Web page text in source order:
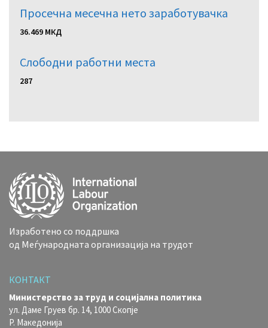
Просечна месечна нето заработувачка
36.469 МКД
Слободни работни местa
287
Изработено со поддршка
од Меѓународната организација на трудот
КОНТАКТ
Министерство за труд и социјална политика
ул. Даме Груев бр. 14, 1000 Скопје
Р. Македонија